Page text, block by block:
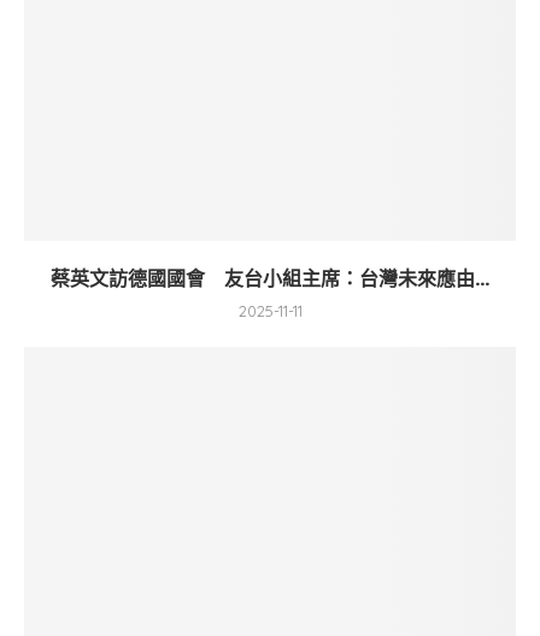
蔡英文訪德國國會 友台小組主席：台灣未來應由...
2025-11-11